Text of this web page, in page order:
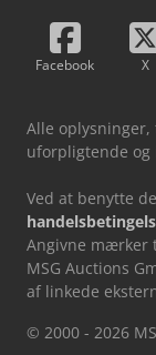
Facebook X
Alle
uforpligtende og
Ved at benytte
Angivne mærker
MSG Auctions
af linkede
© 2000 - 2026